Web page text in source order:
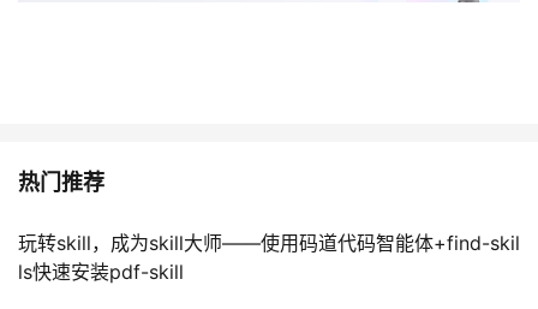
热门推荐
玩转skill，成为skill大师——使用码道代码智能体+find-skil
ls快速安装pdf-skill